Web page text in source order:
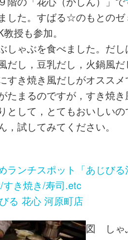
した。すばる☆のもとのゼ
授も参加。
しゃぶを食べました。だ
だし，豆乳だし，火鍋風
すき焼き風だしがオスス
たまるのですが，すき焼
として，とてもおいしい
，試してみてください。
ランチスポット「あじび
き焼き/寿司.etc
る 花心 河原町店
図 しゃ